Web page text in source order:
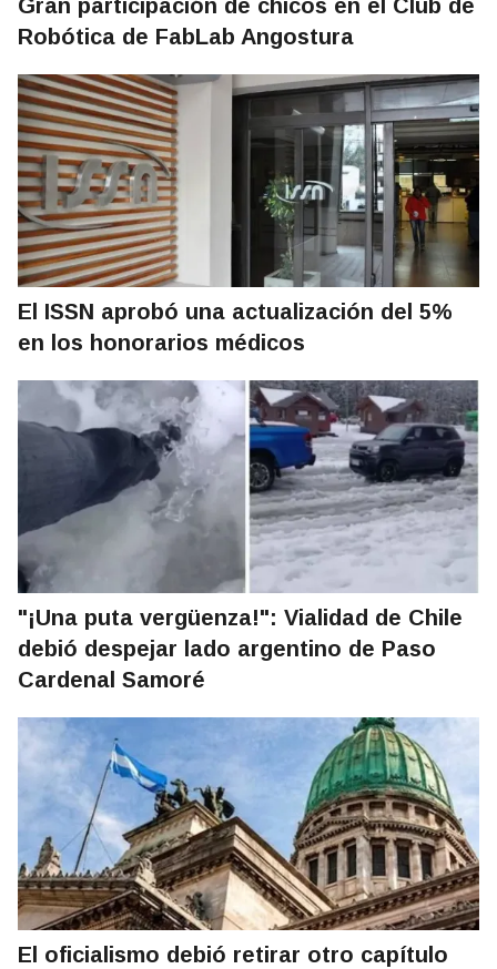
Gran participación de chicos en el Club de
Robótica de FabLab Angostura
El ISSN aprobó una actualización del 5%
en los honorarios médicos
"¡Una puta vergüenza!": Vialidad de Chile
debió despejar lado argentino de Paso
Cardenal Samoré
El oficialismo debió retirar otro capítulo